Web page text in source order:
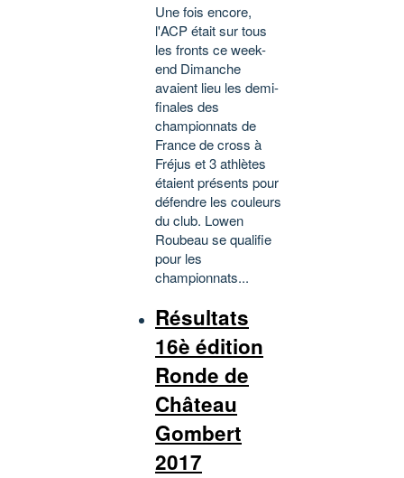
Une fois encore,
l'ACP était sur tous
les fronts ce week-
end Dimanche
avaient lieu les demi-
finales des
championnats de
France de cross à
Fréjus et 3 athlètes
étaient présents pour
défendre les couleurs
du club. Lowen
Roubeau se qualifie
pour les
championnats...
Résultats
16è édition
Ronde de
Château
Gombert
2017